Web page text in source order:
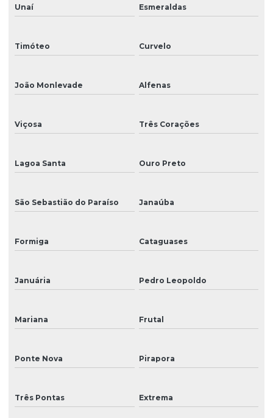
Unaí Esmeraldas
Timóteo Curvelo
João Monlevade Alfenas
Viçosa Três Corações
Lagoa Santa Ouro Preto
São Sebastião do Paraíso Janaúba
Formiga Cataguases
Januária Pedro Leopoldo
Mariana Frutal
Ponte Nova Pirapora
Três Pontas Extrema